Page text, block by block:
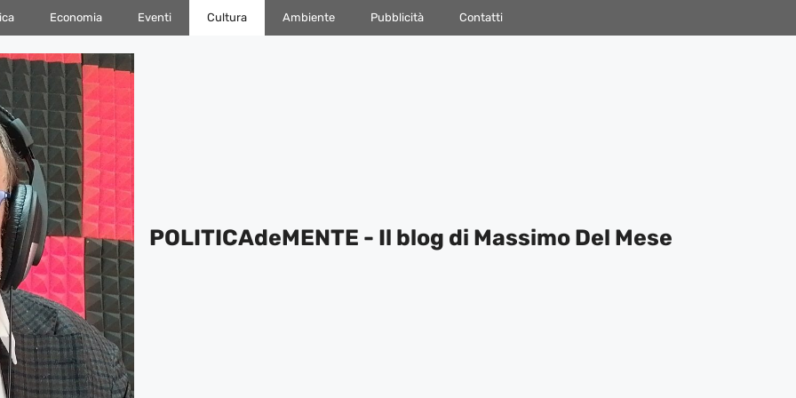
Economia Eventi Cultura Ambiente Pubblicità Contatti
POLITICAdeMENTE - Il blog di Massimo Del Mese